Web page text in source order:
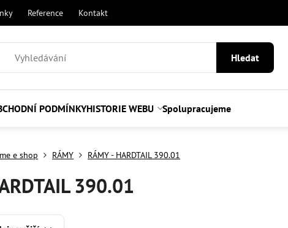
Reference Kontakt
Hledat
PODMÍNKYHISTORIE WEBU Spolupracujeme
e shop RÁMY RÁMY - HARDTAIL 390.01
390.01